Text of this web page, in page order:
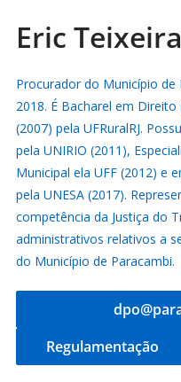
Eric
Procurador do Município de
2018. É Bacharel em
(2007) pela UFRuralRJ.
pela UNIRIO (2011),
Municipal ela UFF (2012) e
pela UNESA (2017).
competência da Justiça do
administrativos relativos a
do Município de Paracambi.
Regulamentação